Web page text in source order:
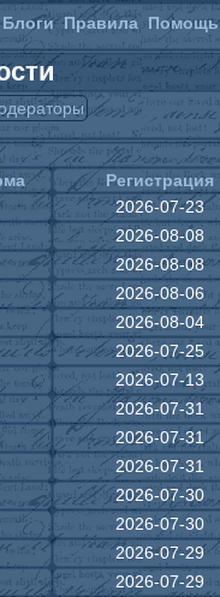
Блоги Правила Помощь
Регистрация
2026-07-23
2026-08-08
2026-08-08
2026-08-06
2026-08-04
2026-07-25
2026-07-13
2026-07-31
2026-07-31
2026-07-31
2026-07-30
2026-07-30
2026-07-29
2026-07-29